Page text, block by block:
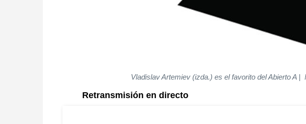
Vladislav Artemiev (izda.) es el favorito del Abierto A |
Retransmisión en directo